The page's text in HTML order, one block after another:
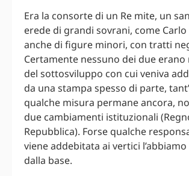
Era la consorte di un Re mite, un
erede di grandi sovrani, come Carlo
anche di figure minori, con tratti
Certamente nessuno dei due
del sottosviluppo con cui veniva
da una stampa spesso di parte,
qualche misura permane ancora,
due cambiamenti istituzionali
Repubblica). Forse qualche
viene addebitata ai vertici
dalla base.